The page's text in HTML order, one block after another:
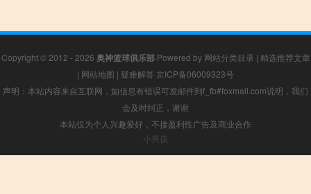
Copyright © 2012 - 2026 奥神篮球俱乐部Powered by 网站分类目录 | 精选推荐文章
| 网站地图 | 疑难解答 京ICP备06009323号
声明：本站内容来自互联网，如信息有错误可发邮件到f_fb#foxmail.com说明，我们
会及时纠正，谢谢
本站仅为个人兴趣爱好，不接盈利性广告及商业合作
小男孩